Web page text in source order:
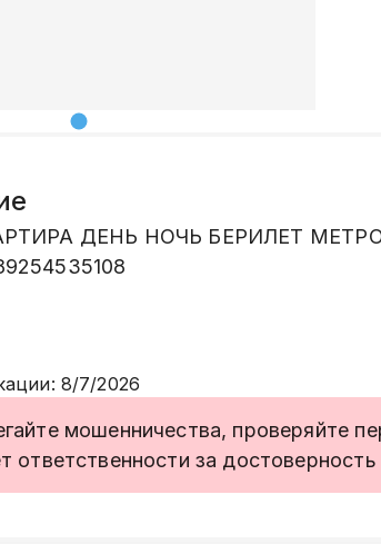
ДЕНЬ НОЧЬ БЕРИЛЕТ
: 8/7/2026
мошенничества, проверяйте
ответственности за